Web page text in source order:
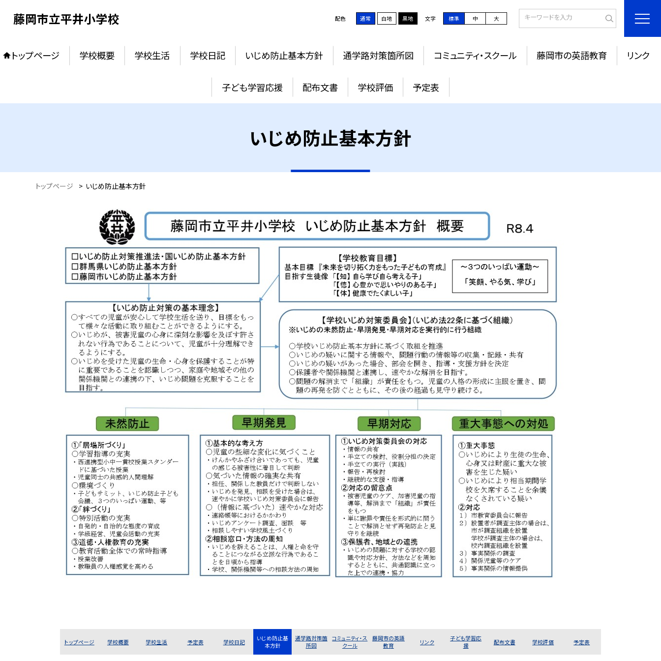
藤岡市立平井小学校 配色 通常 白地 黒地 文字 標準 中 大
トップページ 学校概要 学校生活 学校日記 いじめ防止基本方針 通学路対策箇所図 コミュニティ・スクール 藤岡市の英語教育 リンク
子ども学習応援 配布文書 学校評価 予定表
いじめ防止基本方針
トップページ > いじめ防止基本方針
トップページ 学校概要 学校生活 予定表 学校日記
いじめ防止基
本方針
通学路対策箇
所図
コミュニティ・ス
クール
藤岡市の英語
教育
リンク
子ども学習応
援
配布文書 学校評価 予定表